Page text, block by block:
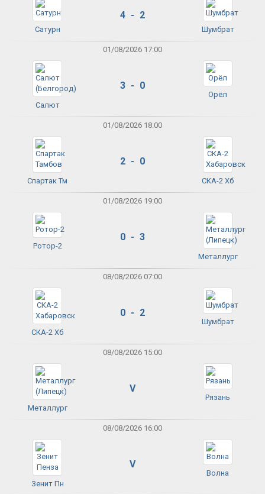
Сатурн
4 - 2
Шумбрат
01/08/2026 17:00
Салют
3 - 0
Орёл
01/08/2026 18:00
Спартак Тм
2 - 0
СКА-2 Хб
01/08/2026 19:00
Ротор-2
0 - 3
Металлург
08/08/2026 07:00
СКА-2 Хб
0 - 2
Шумбрат
08/08/2026 15:00
Металлург
V
Рязань
08/08/2026 16:00
Зенит Пн
V
Волна